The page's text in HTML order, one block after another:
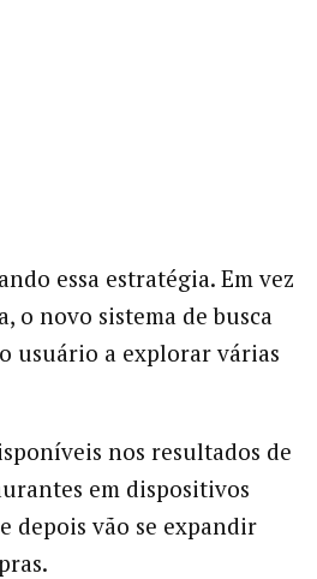
essa estratégia. Em vez
o novo sistema de busca
usuário a explorar várias
nos resultados de
em dispositivos
depois vão se expandir